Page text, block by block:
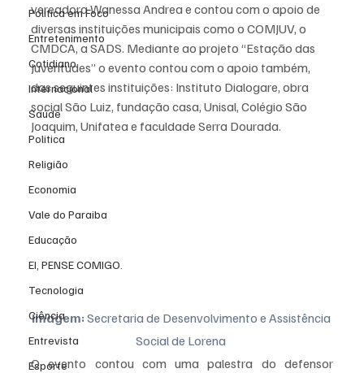
Politica em Foco
Entretenimento
Cotidiano
Internacional
Saúde
Politica
Religião
Economia
Vale do Paraiba
Educação
EI, PENSE COMIGO.
Tecnologia
Ciência
Entrevista
Esporte
vereadora Wanessa Andrea e contou com o apoio de
diversas instituições municipais como o COMJUV, o
CMDCA, a SADS. Mediante ao projeto “Estação das
Juventudes” o evento contou com o apoio também,
das seguintes instituições: Instituto Dialogare, obra
social São Luiz, fundação casa, Unisal, Colégio São
Joaquim, Unifatea e faculdade Serra Dourada.
Imagem: Secretaria de Desenvolvimento e Assistência
Social de Lorena
O evento contou com uma palestra do defensor